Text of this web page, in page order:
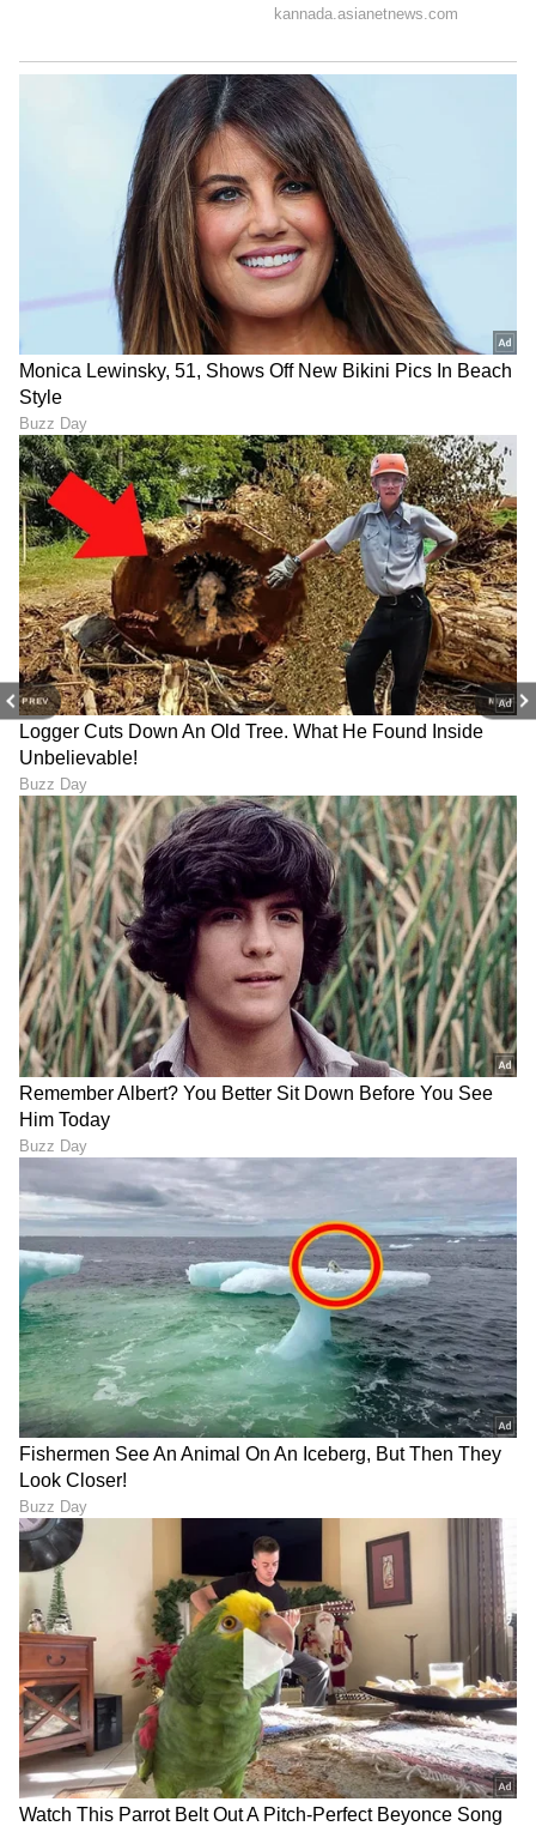
PREV NEXT
LATEST VIDEOS
ABOUT THE AUTHOR
MRMahmad Rafik
ಮಹ್ಮದ್ ರಫಿಕ್ ವಿಜಯಪುರದ ಬೇನಾಳ RC ಗ್ರಾಮದವನು. ಪಬ್ಲಿಕ್
ಟಿವಿ ಡಿಜಿಟಲ್, ನ್ಯೂಸ್ 18 ಕನ್ನಡ, ಇದೀಗ ಏಷ್ಯಾನೆಟ್ ಕನ್ನಡ ಸೇರಿ
ಡಿಜಿಟಲ್ ಮಾಧ್ಯಮದಲ್ಲಿ 8 ವರ್ಷಗಳ ಅನುಭವ. ಎಂ.ಕಾಂ. ಓದಿ
ಕೆಲಸ ಆರಂಭಿಸಿದ್ದು ಖಾಸಗಿ ಬ್ಯಾಂಕ್‌ವೊಂದರಲ್ಲಿ. ಆಕರ್ಷಿಸಿದ್ದು
ಪತ್ರಿಕೋದ್ಯಮ. ಯಾವ ಟಾಪಿಕ್ ಕೊಟ್ಟರೂ ಬರೆಯಬಲ್ಲೆ. ಓಟಿಟಿ
ಮೂವಿ ನೋಡೋದು ಇಷ್ಟ.
ವಾಸ್ತು ಸಲಹೆಗಳು ಜ್ಯೋತಿಷ್ಯ
DOWNLOAD APP
RECOMMENDED STORIES
ಸೋಮವಾರ, ಮಂಗಳವಾರ,
ಶನಿವಾರ ಯಾವುದೇ ಕಾರಣಕ್ಕೂ
ಕಲಸಿದ ಚಪಾತಿ ಹಿಟ್ಟು ಫ್ರಿಡ್ಜ್‌ನಲ್ಲಿ
ಇಡುತ್ತಿದ್ದೀರಾ? ವಾಸ್ತು ಪ್ರಕಾರ